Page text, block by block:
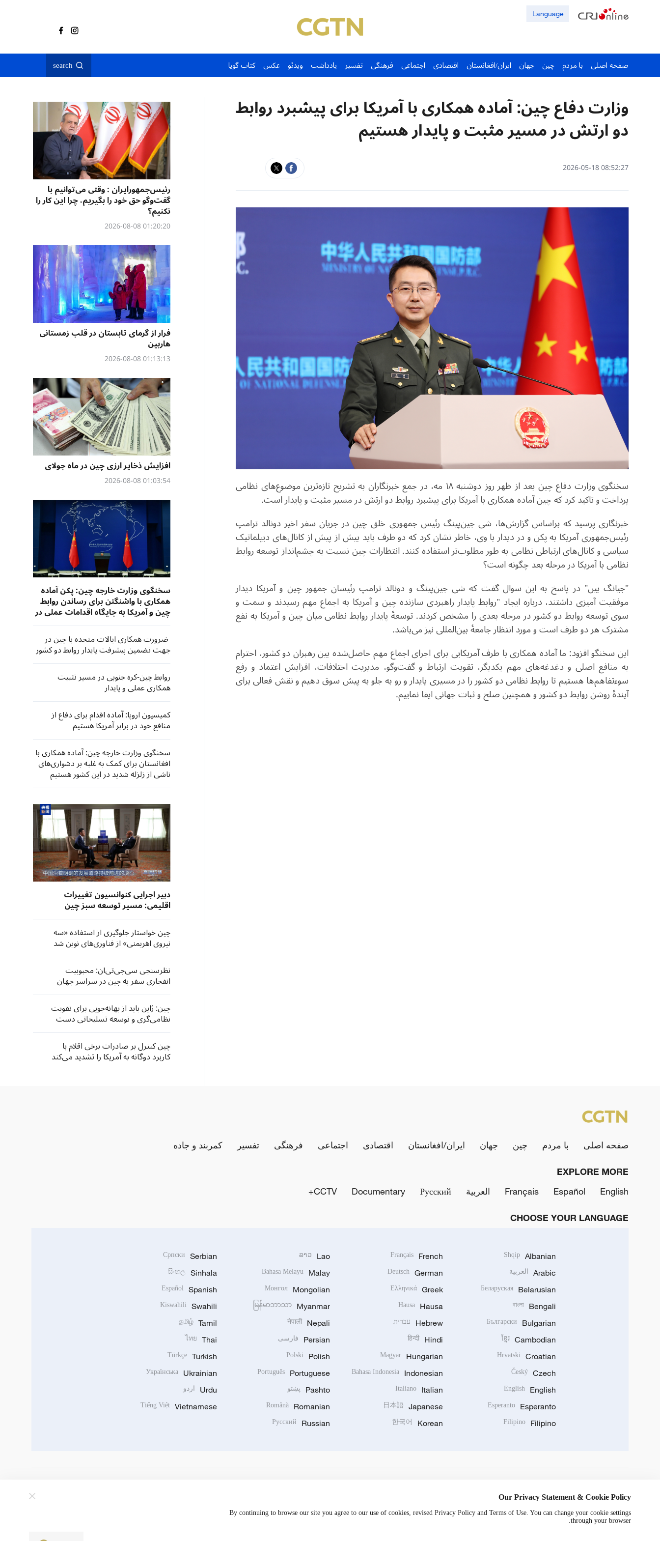
Language
صفحه اصلی با مردم چین جهان ایران/افغانستان اقتصادی اجتماعی فرهنگی تفسیر یادداشت ویدئو عکس کتاب گویا search
وزارت دفاع چین: آماده همکاری با آمریکا برای پیشبرد روابط
دو ارتش در مسیر مثبت و پایدار هستیم
08:52:27 2026-05-18
سخنگوی وزارت دفاع چین بعد از ظهر روز دوشنبه ۱۸ مه، در جمع خبرنگاران به تشریح تازه‌ترین موضوع‌های نظامی
پرداخت و تاکید کرد که چین آماده همکاری با آمریکا برای پیشبرد روابط دو ارتش در مسیر مثبت و پایدار است.
خبرنگاری پرسید که براساس گزارش‌ها، شی جین‌پینگ رئیس جمهوری خلق چین در جریان سفر اخیر دونالد ترامپ
رئیس‌جمهوری آمریکا به پکن و در دیدار با وی، خاطر نشان کرد که دو طرف باید بیش از پیش از کانال‌های دیپلماتیک
سیاسی و کانال‌های ارتباطی نظامی به طور مطلوب‌تر استفاده کنند. انتظارات چین نسبت به چشم‌انداز توسعه روابط
نظامی با آمریکا در مرحله بعد چگونه است؟
"جیانگ بین" در پاسخ به این سوال گفت که شی جین‌پینگ و دونالد ترامپ رئیسان جمهور چین و آمریکا دیدار
موفقیت آمیزی داشتند، درباره ایجاد "روابط پایدار راهبردی سازنده چین و آمریکا به اجماع مهم رسیدند و سمت و
سوی توسعه روابط دو کشور در مرحله بعدی را مشخص کردند. توسعهٔ پایدار روابط نظامی میان چین و آمریکا به نفع
مشترک هر دو طرف است و مورد انتظار جامعهٔ بین‌المللی نیز می‌باشد.
این سخنگو افزود: ما آماده همکاری با طرف آمریکایی برای اجرای اجماع مهم حاصل‌شده بین رهبران دو کشور، احترام
به منافع اصلی و دغدغه‌های مهم یکدیگر، تقویت ارتباط و گفت‌وگو، مدیریت اختلافات، افزایش اعتماد و رفع
سوءتفاهم‌ها هستیم تا روابط نظامی دو کشور را در مسیری پایدار و رو به جلو به پیش سوق دهیم و نقش فعالی برای
آیندهٔ روشن روابط دو کشور و همچنین صلح و ثبات جهانی ایفا نماییم.
رئیس‌جمهورایران : وقتی می‌توانیم با
گفت‌وگو حق خود را بگیریم، چرا این کار را
نکنیم؟
01:20:20 2026-08-08
فرار از گرمای تابستان در قلب زمستانی
هاربین
01:13:13 2026-08-08
افزایش ذخایر ارزی چین در ماه جولای
01:03:54 2026-08-08
سخنگوی وزارت خارجه چین: پکن آماده
همکاری با واشنگتن برای رساندن روابط
چین و آمریکا به جایگاه اقدامات عملی در
جهت تأمین منافع مشترک است
ضرورت همکاری ایالات متحده با چین در
جهت تضمین پیشرفت پایدار روابط دو کشور
روابط چین-کره جنوبی در مسیر تثبیت
همکاری عملی و پایدار
کمیسیون اروپا: آماده اقدام برای دفاع از
منافع خود در برابر آمریکا هستیم
سخنگوی وزارت خارجه چین: آماده همکاری با
افغانستان برای کمک به غلبه بر دشواری‌های
ناشی از زلزله شدید در این کشور هستیم
دبیر اجرایی کنوانسیون تغییرات
اقلیمی: مسیر توسعه سبز چین
ارزش آموختن دارد
چین خواستار جلوگیری از استفاده «سه
نیروی اهریمنی» از فناوری‌های نوین شد
نظرسنجی سی‌جی‌تی‌ان: محبوبیت
انفجاری سفر به چین در سراسر جهان
چین: ژاپن باید از بهانه‌جویی برای تقویت
نظامی‌گری و توسعه تسلیحاتی دست
بردارد
چین کنترل بر صادرات برخی اقلام با
کاربرد دوگانه به آمریکا را تشدید می‌کند
صفحه اصلی با مردم چین جهان ایران/افغانستان اقتصادی اجتماعی فرهنگی تفسیر کمربند و جاده
EXPLORE MORE
English
Español
Français العربية Русский
Documentary
CCTV+
CHOOSE YOUR LANGUAGE
Albanian
Shqip
Arabic العربية
Belarusian
Беларуская
Bengali
বাংলা
Bulgarian
Български
Cambodian
ខ្មែរ
Croatian
Hrvatski
Czech
Český
English
English
Esperanto
Esperanto
Filipino
Filipino
French
Français
German
Deutsch
Greek
Ελληνικά
Hausa
Hausa
Hebrew עברית
Hindi
हिन्दी
Hungarian
Magyar
Indonesian
Bahasa Indonesia
Italian
Italiano
Japanese
日本語
Korean
한국어
Lao
ລາວ
Malay
Bahasa Melayu
Mongolian
Монгол
Myanmar
မြန်မာဘာသာ
Nepali
नेपाली
Persian فارسی
Polish
Polski
Portuguese
Português
Pashto پښتو
Romanian
Română
Russian
Русский
Serbian
Српски
Sinhala
සිංහල
Spanish
Español
Swahili
Kiswahili
Tamil
தமிழ்
Thai
ไทย
Turkish
Türkçe
Ukrainian
Українська
Urdu اردو
Vietnamese
Tiếng Việt
Our Privacy Statement & Cookie Policy
By continuing to browse our site you agree to our use of cookies, revised Privacy Policy and Terms of Use. You can change your cookie settings
through your browser.